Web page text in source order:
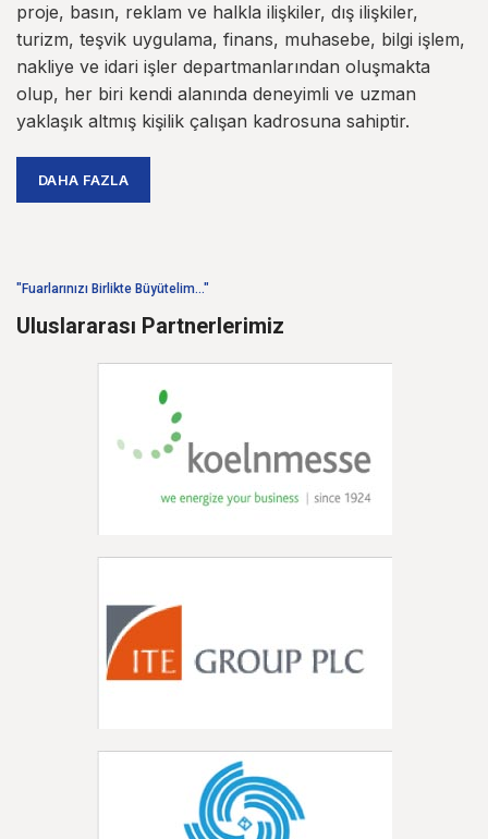
proje, basın, reklam ve halkla ilişkiler, dış ilişkiler,
turizm, teşvik uygulama, finans, muhasebe, bilgi işlem,
nakliye ve idari işler departmanlarından oluşmakta
olup, her biri kendi alanında deneyimli ve uzman
yaklaşık altmış kişilik çalışan kadrosuna sahiptir.
DAHA FAZLA
"Fuarlarınızı Birlikte Büyütelim..."
Uluslararası Partnerlerimiz